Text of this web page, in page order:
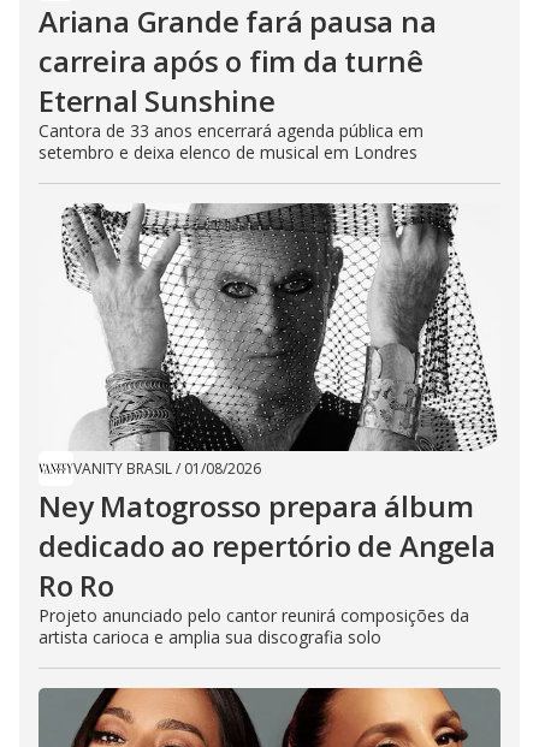
Ariana Grande fará pausa na
carreira após o fim da turnê
Eternal Sunshine
Cantora de 33 anos encerrará agenda pública em
setembro e deixa elenco de musical em Londres
VANITY BRASIL/ 01/08/2026
Ney Matogrosso prepara álbum
dedicado ao repertório de Angela
Ro Ro
Projeto anunciado pelo cantor reunirá composições da
artista carioca e amplia sua discografia solo